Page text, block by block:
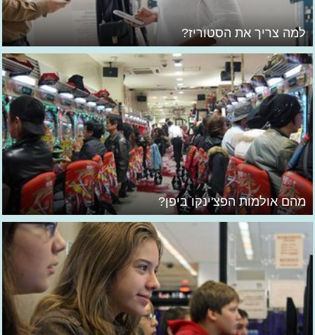
למה צריך את הסטוריז?
מהם אולמות הפצ'ינקו ביפן?